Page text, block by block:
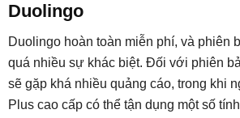
Duolingo
Duolingo hoàn toàn miễn phí, và phiên
quá nhiều sự khác biệt. Đối với phiên
sẽ gặp khá nhiều quảng cáo, trong khi
Plus cao cấp có thể tận dụng một số